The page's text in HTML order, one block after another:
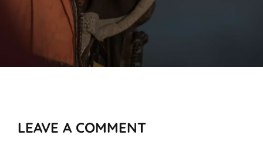
LEAVE A COMMENT